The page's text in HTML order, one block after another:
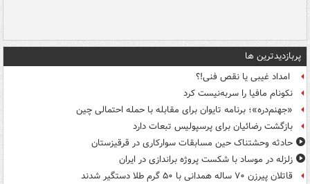
پربازدیدترین ها
امداد غیبی یا نقص فنی!؟
نکونام مافیا را سربه‌نیست کرد
«جهنم‌دره»؛ برنامه تایوان برای مقابله با حمله احتمالی چین
بازگشت رضائیان برای پرسپولیس تبعات دارد
حادثه وحشتناک حین مسابقات سوارکاری در قرقیزستان
زلزله در موساد با شکست پروژه براندازی در ایران
قاتلان پیرزن ۷۰ ساله همدانی با ۵۰ گرم طلا دستگیر شدند